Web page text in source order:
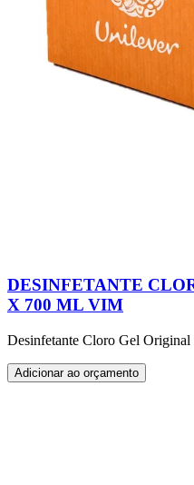
DESINFETANTE
X 700 ML VIM
Desinfetante Cloro Gel
Adicionar ao orçamento